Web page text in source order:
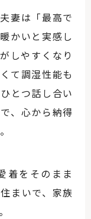
妻は「最高で
かいと実感し
しやすくなり
て調湿性能も
とつ話し合い
、心から納得
着をそのまま
まいで、家族